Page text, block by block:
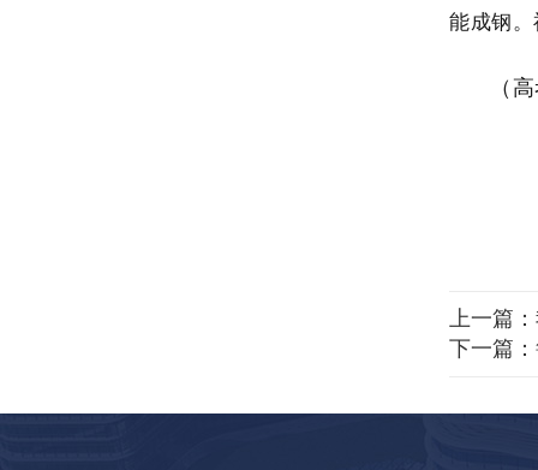
能成钢
（
上一篇：
下一篇：